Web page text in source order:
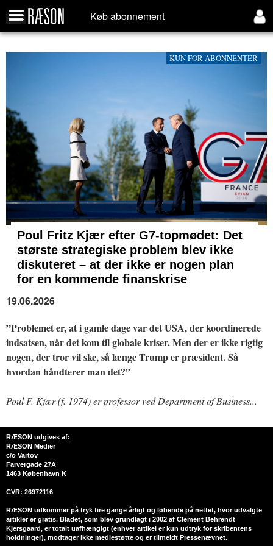
Køb abonnement
KUN FOR ABONNENTER
Poul Fritz Kjær efter G7-topmødet: Det
største strategiske problem blev ikke
diskuteret – at der ikke er nogen plan
for en kommende finanskrise
19.06.2026
”Problemet er, at i gamle dage var det USA, der koordinerede
indsatsen, når det kom til globale kriser. Men der er ikke rigtig
nogen, der tror vil ske, så længe Trump er præsident. Så
hvordan håndterer man det?”
Poul F. Kjær (f. 1974) er professor ved Department of Business...
RÆSON udgives af:
RÆSON Medier
c/o Vartov
Farvergade 27A
1463 København K
CVR: 26972116
RÆSON udkommer på tryk fire gange årligt og løbende på nettet, hvor udvalgte
artikler er gratis. Bladet, som blev grundlagt i 2002 af Clement Behrendt
Kjersgaard, er totalt uafhængigt (enhver artikel er kun udtryk for skribentens
holdninger), modtager ikke mediestøtte og er tilmeldt Pressenævnet.